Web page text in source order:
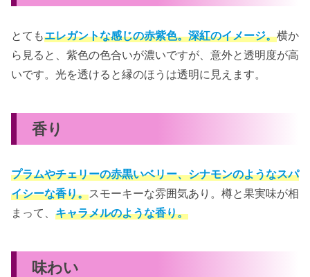
とてもエレガントな感じの赤紫色。深紅のイメージ。横か
ら見ると、紫色の色合いが濃いですが、意外と透明度が高
いです。光を透けると縁のほうは透明に見えます。
香り
プラムやチェリーの赤黒いベリー、シナモンのようなスパ
イシーな香り。スモーキーな雰囲気あり。樽と果実味が相
まって、 キャラメルのような香り。
味わい